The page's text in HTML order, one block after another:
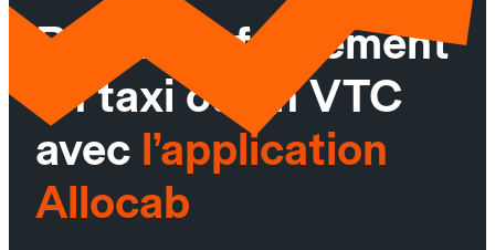
Réservez facilement
un taxi ou un VTC
avec l’application
Allocab